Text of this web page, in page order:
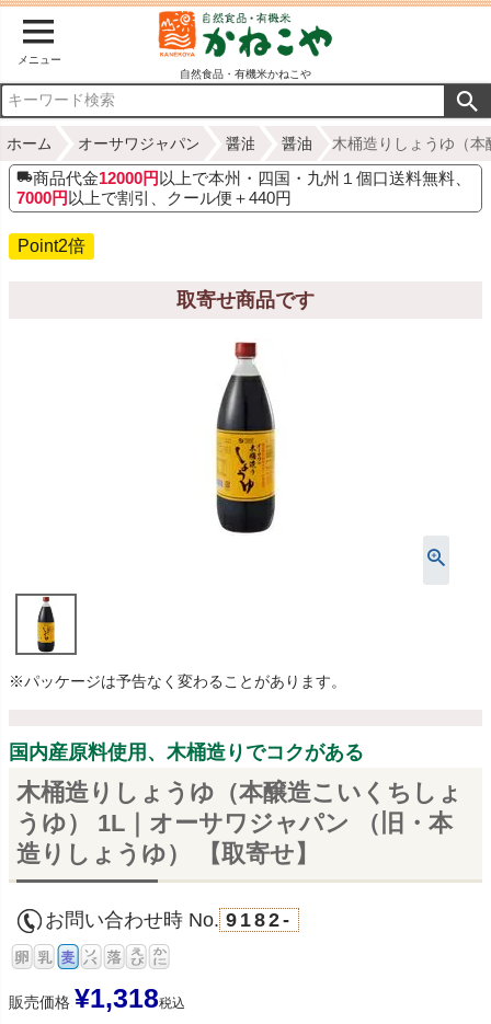
メニュー
自然食品・有機米かねこや
ホーム オーサワジャパン 醤油 醤油 木桶造りしょうゆ（
商品代金12000円 以上で本州・四国・九州１個口送料無料、
7000円 以上で割引、クール便＋440円
Point2倍
取寄せ商品です
※パッケージは予告なく変わることがあります。
国内産原料使用、木桶造りでコクがある
木桶造りしょうゆ（本醸造こいくちしょ
うゆ） 1L｜オーサワジャパン （旧・本
造りしょうゆ） 【取寄せ】
お問い合わせ時 No. 9182-
販売価格 ¥1,318税込